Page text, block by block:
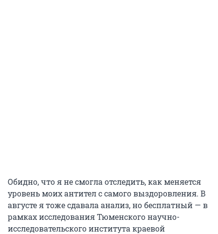
Обидно, что я не смогла отследить, как меняется
уровень моих антител с самого выздоровления. В
августе я тоже сдавала анализ, но бесплатный — в
рамках исследования Тюменского научно-
исследовательского института краевой